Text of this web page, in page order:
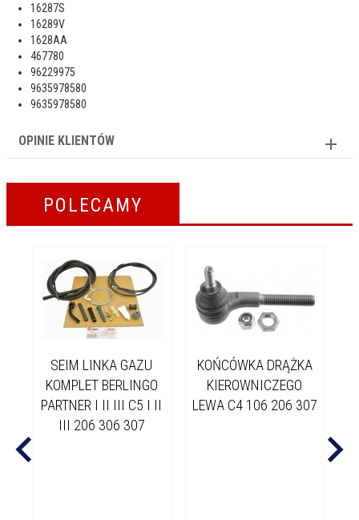
16287S
16289V
1628AA
467780
96229975
9635978580
9635978580
OPINIE KLIENTÓW
POLECAMY
SEIM LINKA GAZU
KOMPLET BERLINGO
PARTNER I II III C5 I II
III 206 306 307
KOŃCÓWKA DRĄŻKA
KIEROWNICZEGO
LEWA C4 106 206 307